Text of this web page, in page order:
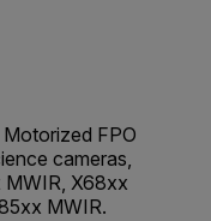
FPO
cameras,
X68xx
MWIR.